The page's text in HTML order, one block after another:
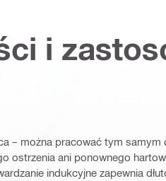
i
– można pracować tym samym
ostrzenia ani ponownego
indukcyjne zapewnia